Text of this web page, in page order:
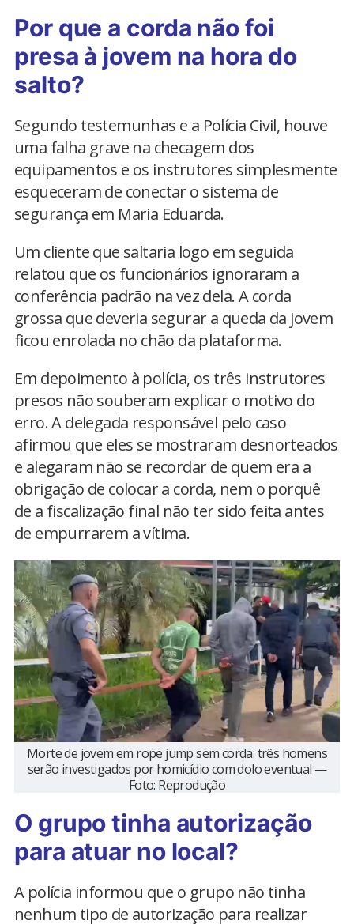
Por que a corda não foi
presa à jovem na hora do
salto?
Segundo testemunhas e a Polícia Civil, houve
uma falha grave na checagem dos
equipamentos e os instrutores simplesmente
esqueceram de conectar o sistema de
segurança em Maria Eduarda.
Um cliente que saltaria logo em seguida
relatou que os funcionários ignoraram a
conferência padrão na vez dela. A corda
grossa que deveria segurar a queda da jovem
ficou enrolada no chão da plataforma.
Em depoimento à polícia, os três instrutores
presos não souberam explicar o motivo do
erro. A delegada responsável pelo caso
afirmou que eles se mostraram desnorteados
e alegaram não se recordar de quem era a
obrigação de colocar a corda, nem o porquê
de a fiscalização final não ter sido feita antes
de empurrarem a vítima.
Morte de jovem em rope jump sem corda: três homens
serão investigados por homicídio com dolo eventual —
Foto: Reprodução
O grupo tinha autorização
para atuar no local?
A polícia informou que o grupo não tinha
nenhum tipo de autorização para realizar